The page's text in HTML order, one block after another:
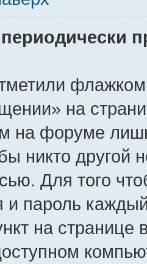
флажком
на
на форуме
никто другой
Для того
и пароль
на